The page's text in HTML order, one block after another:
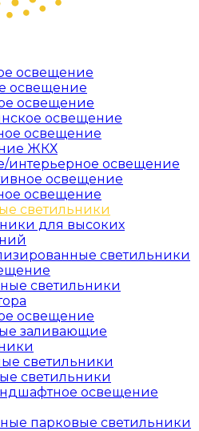
освещение
освещение
освещение
освещение
освещение
ЖКХ
интерьерное освещение
освещение
освещение
светильники
для высоких
светильники
светильники
освещение
заливающие
светильники
светильники
освещение
парковые светильники